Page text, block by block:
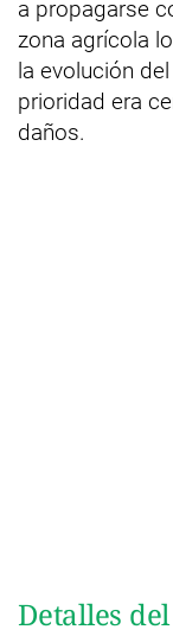
a propagarse
zona agrícola
la evolución
prioridad era
daños.
Detalles